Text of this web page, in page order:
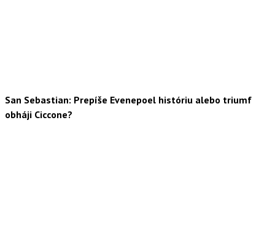
San Sebastian: Prepíše Evenepoel históriu alebo triumf
obháji Ciccone?